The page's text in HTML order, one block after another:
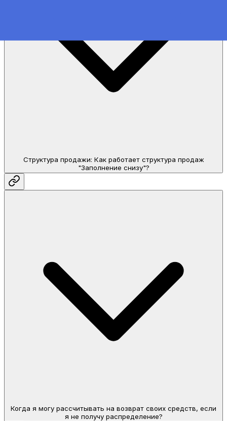
Структура продажи: Как работает структура продаж
"Заполнение снизу"?
Когда я могу рассчитывать на возврат своих средств, если
я не получу распределение?